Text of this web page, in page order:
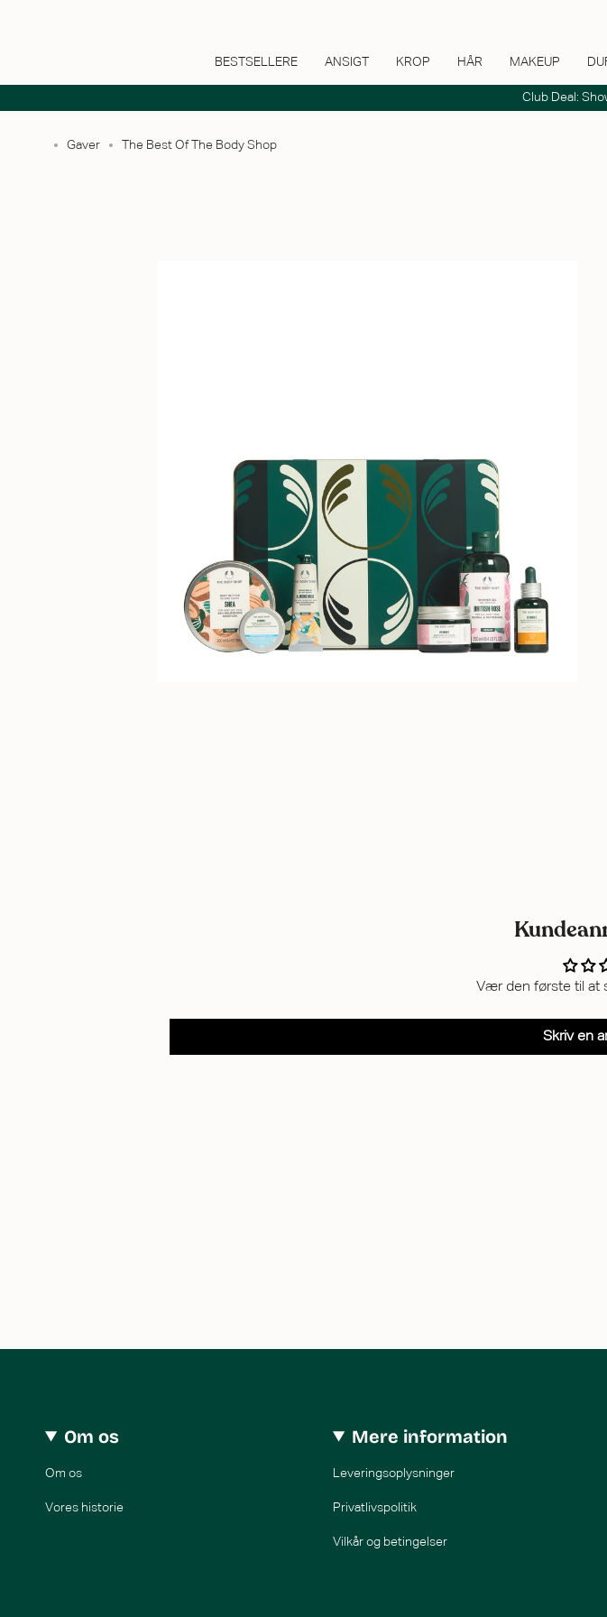
BESTSELLERE ANSIGT KROP HÅR MAKEUP
Club Deal:
Gaver The Best Of The Body Shop
Vær den første til at
Skriv en
Om os
Om os
Vores historie
Mere information
Leveringsoplysninger
Privatlivspolitik
Vilkår og betingelser